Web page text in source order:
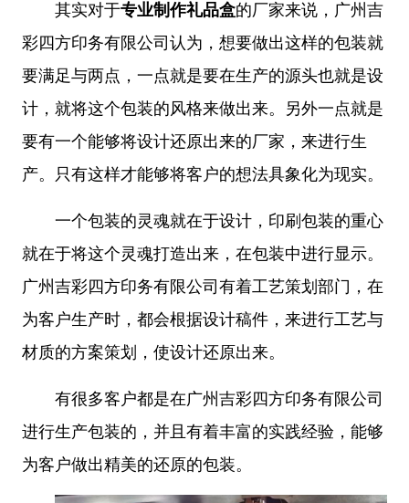
其实对于专业制作礼品盒的厂家来说，广州吉
彩四方印务有限公司认为，想要做出这样的包装就
要满足与两点，一点就是要在生产的源头也就是设
计，就将这个包装的风格来做出来。另外一点就是
要有一个能够将设计还原出来的厂家，来进行生
产。只有这样才能够将客户的想法具象化为现实。
一个包装的灵魂就在于设计，印刷包装的重心
就在于将这个灵魂打造出来，在包装中进行显示。
广州吉彩四方印务有限公司有着工艺策划部门，在
为客户生产时，都会根据设计稿件，来进行工艺与
材质的方案策划，使设计还原出来。
有很多客户都是在广州吉彩四方印务有限公司
进行生产包装的，并且有着丰富的实践经验，能够
为客户做出精美的还原的包装。